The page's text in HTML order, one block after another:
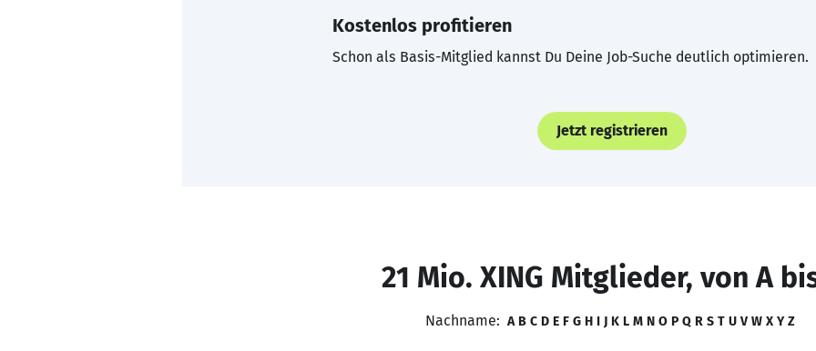
Kostenlos profitieren
Schon als Basis-Mitglied kannst Du Deine Job-Suche deutlich optimieren.
Jetzt registrieren
21 Mio. XING Mitglieder, von A
Nachname: A B C D E F G H I J K L M N O P Q R S T U V W X Y Z